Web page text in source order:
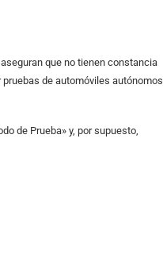
que no tienen constancia
de automóviles autónomos
de Prueba» y, por supuesto,